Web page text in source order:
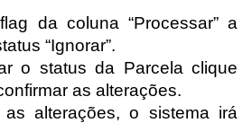
da coluna “Processar” a
“Ignorar”.
o status da Parcela clique
as alterações.
as alterações, o sistema irá